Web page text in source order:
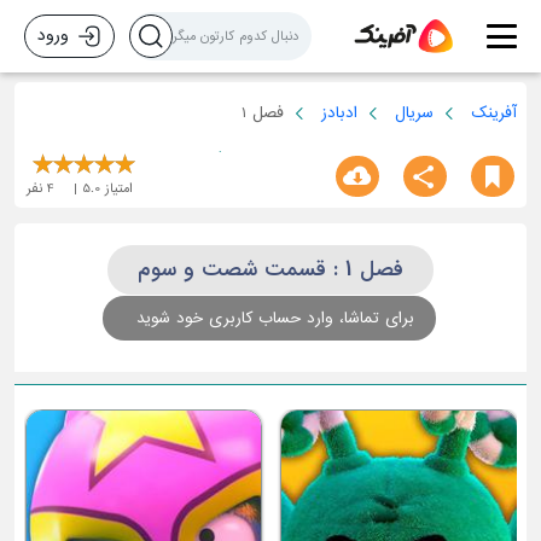
ورود
آفرینک سریال ادبادز فصل 1
امتیاز 5.0
4 نفر
فصل 1 : قسمت شصت و سوم
برای تماشا، وارد حساب کاربری خود شوید